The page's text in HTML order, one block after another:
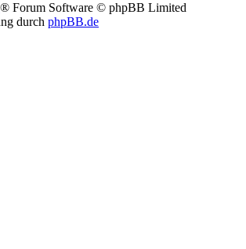
® Forum Software © phpBB Limited
durch phpBB.de